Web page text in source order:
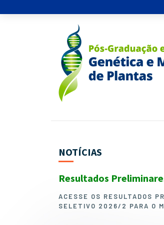
NOTÍCIAS
Resultados
ACESSE OS RESULTADOS
SELETIVO 2026/2 PARA O